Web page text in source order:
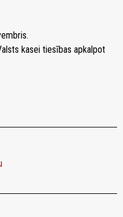
kasei tiesības apkalpot